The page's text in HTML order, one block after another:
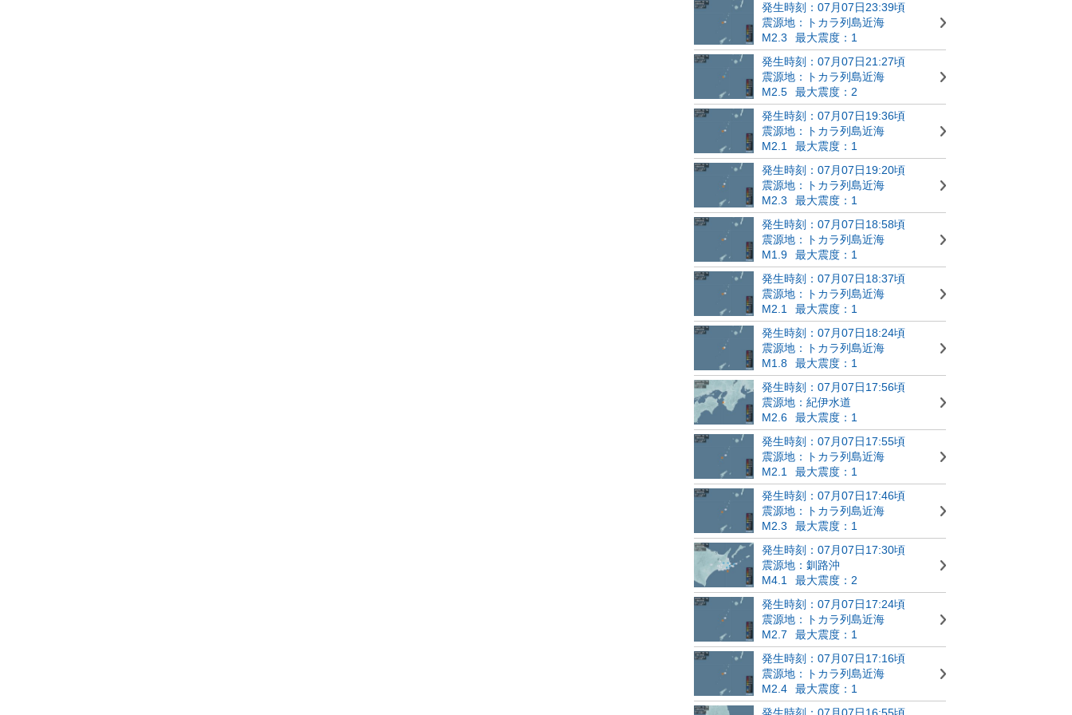
発生時刻：07月07日23:39頃
震源地：トカラ列島近海
M2.3
最大震度：1
発生時刻：07月07日21:27頃
震源地：トカラ列島近海
M2.5
最大震度：2
発生時刻：07月07日19:36頃
震源地：トカラ列島近海
M2.1
最大震度：1
発生時刻：07月07日19:20頃
震源地：トカラ列島近海
M2.3
最大震度：1
発生時刻：07月07日18:58頃
震源地：トカラ列島近海
M1.9
最大震度：1
発生時刻：07月07日18:37頃
震源地：トカラ列島近海
M2.1
最大震度：1
発生時刻：07月07日18:24頃
震源地：トカラ列島近海
M1.8
最大震度：1
発生時刻：07月07日17:56頃
震源地：紀伊水道
M2.6
最大震度：1
発生時刻：07月07日17:55頃
震源地：トカラ列島近海
M2.1
最大震度：1
発生時刻：07月07日17:46頃
震源地：トカラ列島近海
M2.3
最大震度：1
発生時刻：07月07日17:30頃
震源地：釧路沖
M4.1
最大震度：2
発生時刻：07月07日17:24頃
震源地：トカラ列島近海
M2.7
最大震度：1
発生時刻：07月07日17:16頃
震源地：トカラ列島近海
M2.4
最大震度：1
発生時刻：07月07日16:55頃